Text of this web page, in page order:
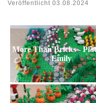
Veröffentlicht 03.08.2024
More Than Bricks -
Emily